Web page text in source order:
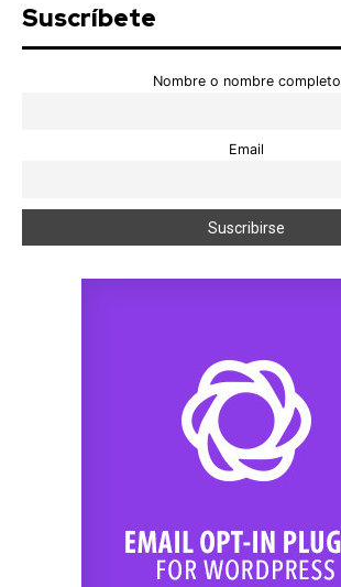
Suscríbete
Nombre o nombre completo
Email